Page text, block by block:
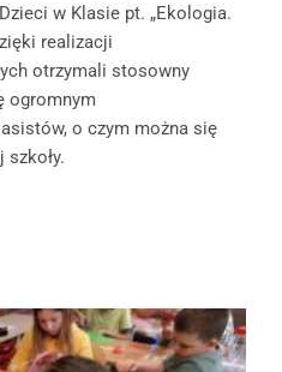
w Klasie pt. „Ekologia.
realizacji
otrzymali stosowny
ogromnym
o czym można się